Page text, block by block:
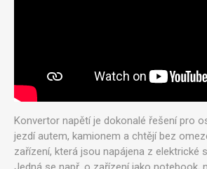
Konvertor napětí je dokonalé řešení pro
jezdí autem, kamionem a chtějí bez
zařízení, která jsou napájena z elektrické